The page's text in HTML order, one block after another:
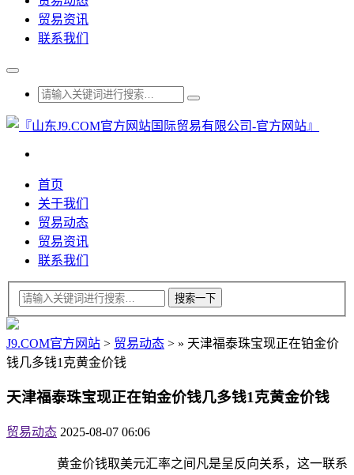
贸易资讯
联系我们
首页
关于我们
贸易动态
贸易资讯
联系我们
J9.COM官方网站 > 贸易动态 > » 天津福泰珠宝现正在铂金价
钱几多钱1克黄金价钱
天津福泰珠宝现正在铂金价钱几多钱1克黄金价钱
贸易动态 2025-08-07 06:06
黄金价钱取美元汇率之间凡是呈反向关系，这一联系